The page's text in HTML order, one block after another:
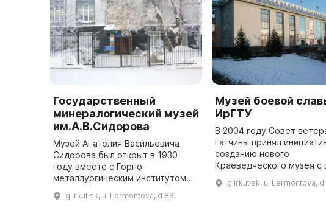
Государственный
минералогический музей
им.А.В.Сидорова
Музей Анатолия Васильевича
Сидорова был открыт в 1930
году вместе с Горно-
металлургическим институтом
петрографии и полезных
g Irkut·sk, ul Lermontova, d 83
Музей боевой
ИрГТУ
В 2004 году Совет
Гатчины принял
созданию нового
Краеведческого музея с
историей города и его
g Irkut·sk, ul Lermontova, d